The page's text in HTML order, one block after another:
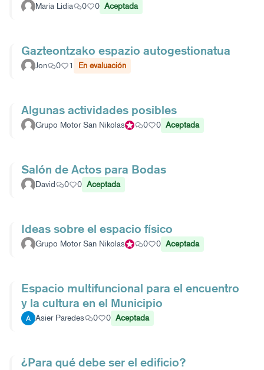
Maria Lidia 0 0 Aceptada
Gazteontzako espazio autogestionatua
Jon 0 1 En evaluación
Algunas actividades posibles
Grupo Motor San NikolasParticipante oficial
0 0 Aceptada
Salón de Actos para Bodas
David 0 0 Aceptada
Ideas sobre el espacio físico
Grupo Motor San NikolasParticipante oficial
0 0 Aceptada
Espacio multifuncional para el encuentro
y la cultura en el Municipio
Asier Paredes 0 0 Aceptada
¿Para qué debe ser el edificio?